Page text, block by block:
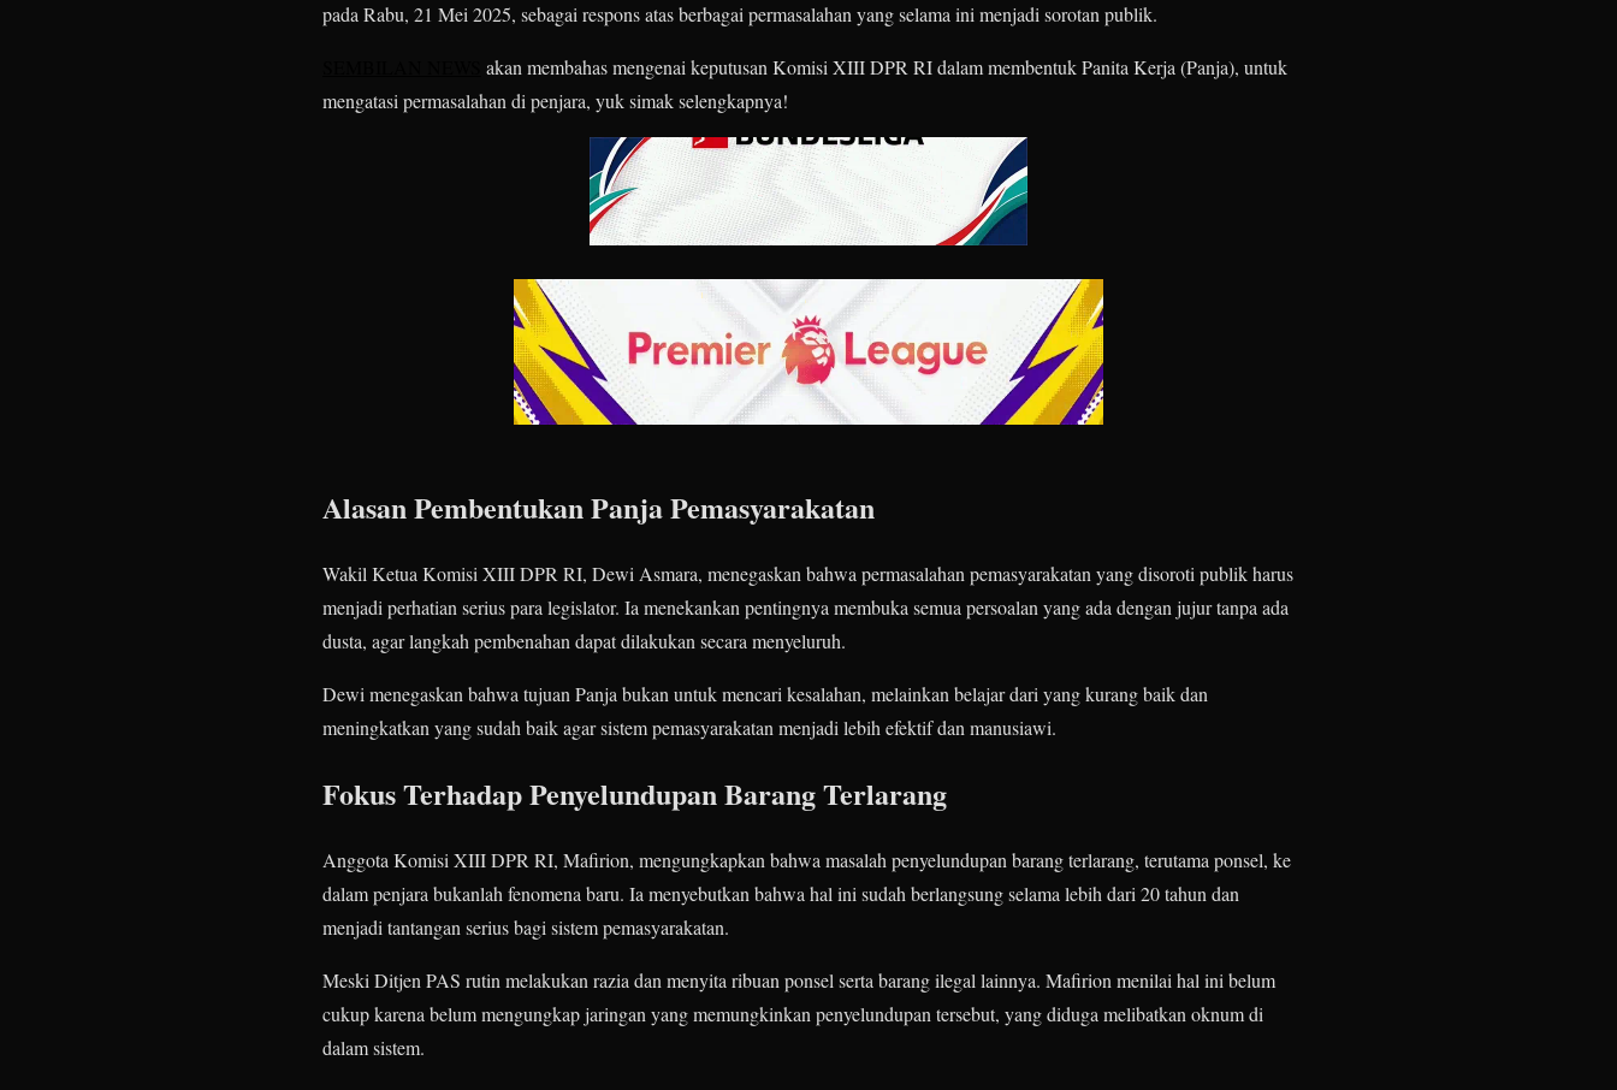
pada Rabu, 21 Mei 2025, sebagai respons atas berbagai permasalahan yang selama ini menjadi sorotan publik.
akan membahas mengenai keputusan Komisi XIII DPR RI dalam membentuk Panita Kerja (Panja), untuk
mengatasi permasalahan di penjara, yuk simak selengkapnya!
Alasan Pembentukan Panja Pemasyarakatan
Wakil Ketua Komisi XIII DPR RI, Dewi Asmara, menegaskan bahwa permasalahan pemasyarakatan yang disoroti publik harus
menjadi perhatian serius para legislator. Ia menekankan pentingnya membuka semua persoalan yang ada dengan jujur tanpa ada
dusta, agar langkah pembenahan dapat dilakukan secara menyeluruh.
Dewi menegaskan bahwa tujuan Panja bukan untuk mencari kesalahan, melainkan belajar dari yang kurang baik dan
meningkatkan yang sudah baik agar sistem pemasyarakatan menjadi lebih efektif dan manusiawi.
Fokus Terhadap Penyelundupan Barang Terlarang
Anggota Komisi XIII DPR RI, Mafirion, mengungkapkan bahwa masalah penyelundupan barang terlarang, terutama ponsel, ke
dalam penjara bukanlah fenomena baru. Ia menyebutkan bahwa hal ini sudah berlangsung selama lebih dari 20 tahun dan
menjadi tantangan serius bagi sistem pemasyarakatan.
Meski Ditjen PAS rutin melakukan razia dan menyita ribuan ponsel serta barang ilegal lainnya. Mafirion menilai hal ini belum
cukup karena belum mengungkap jaringan yang memungkinkan penyelundupan tersebut, yang diduga melibatkan oknum di
dalam sistem.